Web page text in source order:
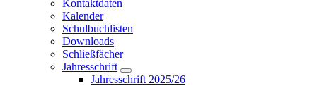
Kontaktdaten
Kalender
Schulbuchlisten
Downloads
Schließfächer
Jahresschrift
Jahresschrift 2025/26